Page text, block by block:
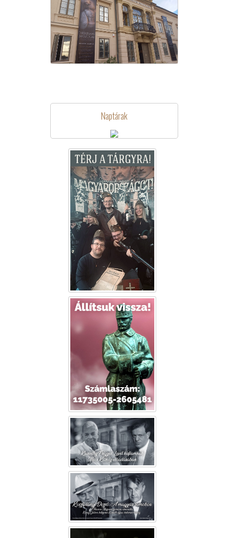
Naptárak